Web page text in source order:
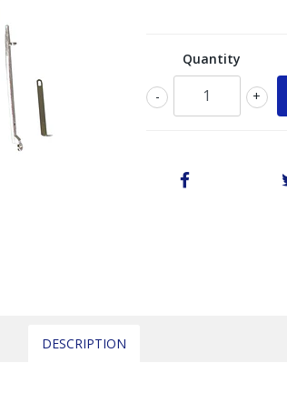
Quantity
+
-
DESCRIPTION